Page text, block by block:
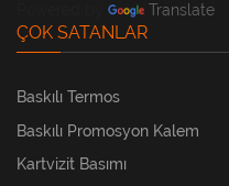
Translate
ÇOK SATANLAR
Baskılı Termos
Baskılı Promosyon Kalem
Kartvizit Basımı